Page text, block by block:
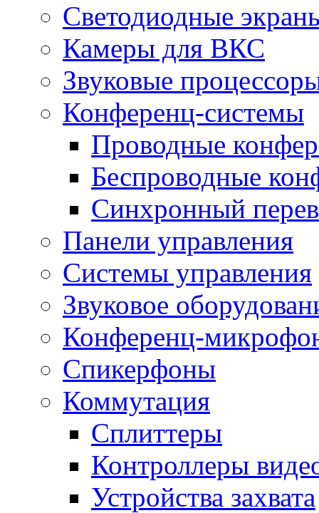
Светодиодные
Камеры для ВКС
Звуковые
Конференц-системы
Проводные
Беспроводные
Синхронный
Панели управления
Системы управления
Звуковое
Конференц-
Спикерфоны
Коммутация
Сплиттеры
Контроллеры
Устройства захвата